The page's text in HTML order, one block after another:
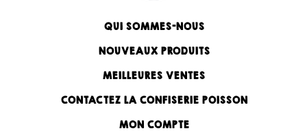
QUI SOMMES-NOUS
NOUVEAUX PRODUITS
MEILLEURES VENTES
CONTACTEZ LA CONFISERIE POISSON
MON COMPTE